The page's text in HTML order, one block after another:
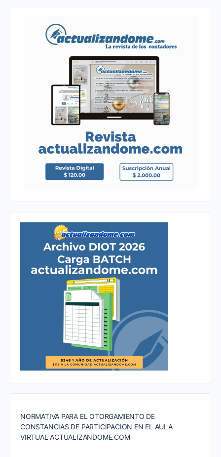
NORMATIVA PARA EL OTORGAMIENTO DE
CONSTANCIAS DE PARTICIPACION EN EL AULA
VIRTUAL ACTUALIZANDOME.COM